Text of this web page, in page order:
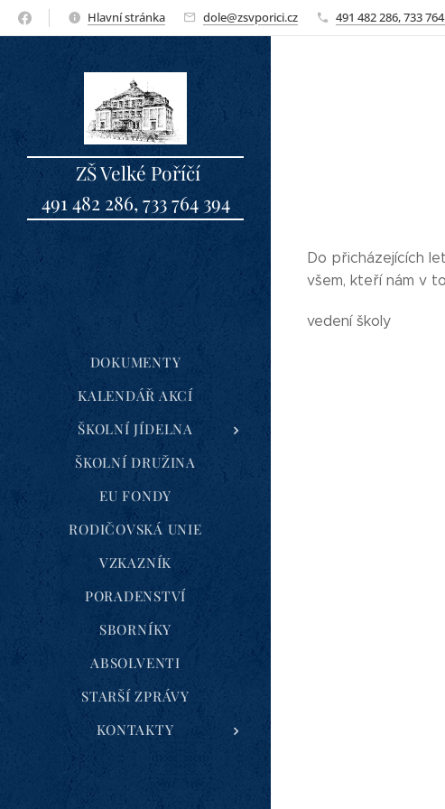
Hlavní stránka dole@zsvporici.cz 491 482 286, 733
ZŠ Velké Poříčí
491 482 286, 733 764 394
DOKUMENTY
KALENDÁŘ AKCÍ
ŠKOLNÍ JÍDELNA
ŠKOLNÍ DRUŽINA
EU FONDY
RODIČOVSKÁ UNIE
VZKAZNÍK
PORADENSTVÍ
SBORNÍKY
ABSOLVENTI
STARŠÍ ZPRÁVY
KONTAKTY
Do přicházejících
všem, kteří nám v
vedení školy